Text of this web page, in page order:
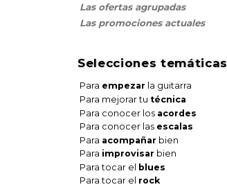
Las ofertas agrupadas
Las promociones actuales
Selecciones temáticas
Para empezar la guitarra
Para mejorar tu técnica
Para conocer los acordes
Para conocer las escalas
Para acompañar bien
Para improvisar bien
Para tocar el blues
Para tocar el rock